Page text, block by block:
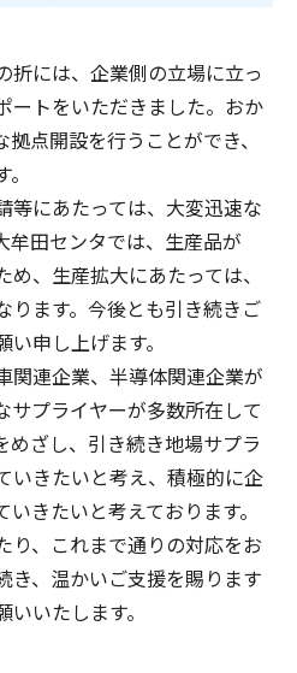
折には、企業側の立場に立っ
ートをいただきました。おか
点開設を行うことができ、
等にあたっては、大変迅速な
牟田センタでは、生産品が
め、生産拡大にあたっては、
ります。今後とも引き続きご
申し上げます。
関連企業、半導体関連企業が
サプライヤーが多数所在して
めざし、引き続き地場サプラ
いきたいと考え、積極的に企
きたいと考えております。
り、これまで通りの対応をお
き、温かいご支援を賜ります
いたします。